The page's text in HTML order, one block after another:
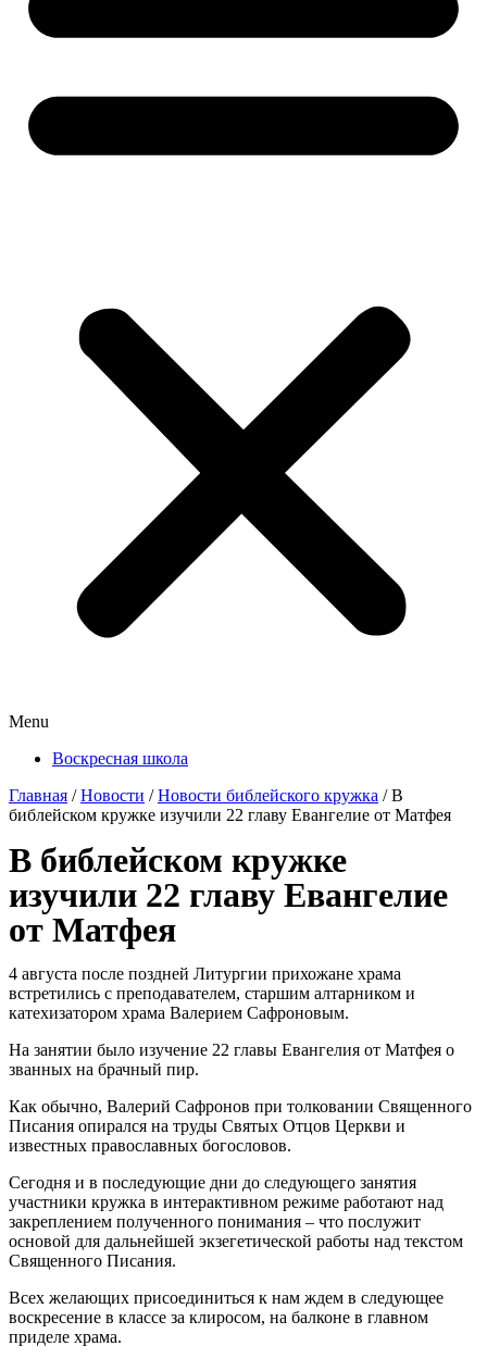
Menu
Воскресная школа
Главная /Новости /Новости библейского кружка /В
библейском кружке изучили 22 главу Евангелие от Матфея
В библейском кружке
изучили 22 главу Евангелие
от Матфея
4 августа после поздней Литургии прихожане храма
встретились с преподавателем, старшим алтарником и
катехизатором храма Валерием Сафроновым.
На занятии было изучение 22 главы Евангелия от Матфея о
званных на брачный пир.
Как обычно, Валерий Сафронов при толковании Священного
Писания опирался на труды Святых Отцов Церкви и
известных православных богословов.
Сегодня и в последующие дни до следующего занятия
участники кружка в интерактивном режиме работают над
закреплением полученного понимания – что послужит
основой для дальнейшей экзегетической работы над текстом
Священного Писания.
Всех желающих присоединиться к нам ждем в следующее
воскресение в классе за клиросом, на балконе в главном
приделе храма.